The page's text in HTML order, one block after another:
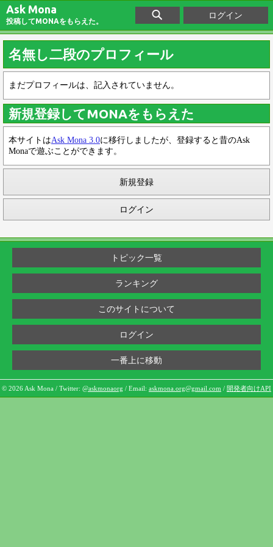
Ask Mona
投稿してMONAをもらえた。
ログイン
名無し二段のプロフィール
まだプロフィールは、記入されていません。
新規登録してMONAをもらえた
本サイトはAsk Mona 3.0に移行しましたが、登録すると昔のAsk
Monaで遊ぶことができます。
新規登録
ログイン
トピック一覧
ランキング
このサイトについて
ログイン
一番上に移動
© 2026 Ask Mona / Twitter: @askmonaorg / Email: askmona.org@gmail.com / 開発者向けAPI